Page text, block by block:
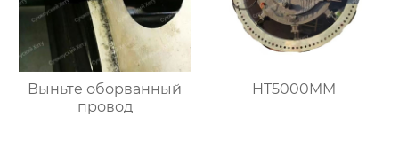
Выньте оборванный
провод
HT5000MM